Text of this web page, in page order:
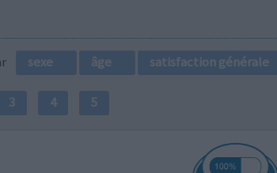
sexe âge satisfaction générale
3 4 5